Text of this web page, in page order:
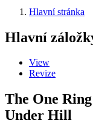
Hlavní stránka
Hlavní
View
Revize
The One
Under Hill